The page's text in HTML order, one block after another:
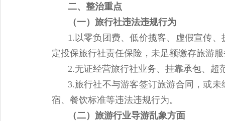
二、整治重点
（一）旅行社违法违规行为
1.以零负团费、低价揽客、虚假宣传
定投保旅行社责任保险，未足额缴存旅游
2.无证经营旅行社业务、挂靠承包、超
3.旅行社不与游客签订旅游合同，或
宿、餐饮标准等违法违规行为。
（二）旅游行业导游乱象方面